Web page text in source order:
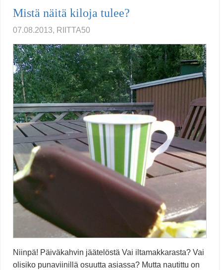
Mistä näitä kiloja tulee?
07.08.2013, RIITTA50
Niinpä! Päiväkahvin jäätelöstä Vai iltamakkarasta? Vai
olisiko punaviinillä osuutta asiassa? Mutta nautittu on